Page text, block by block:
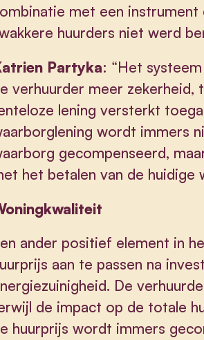
met een
huurders niet werd
Partyka: “Het
verhuurder meer zekerheid,
lening versterkt
wordt immers
gecompenseerd,
het betalen van de huidige
ander positief element in
aan te passen na
De
de impact op de totale
huurprijs wordt immers